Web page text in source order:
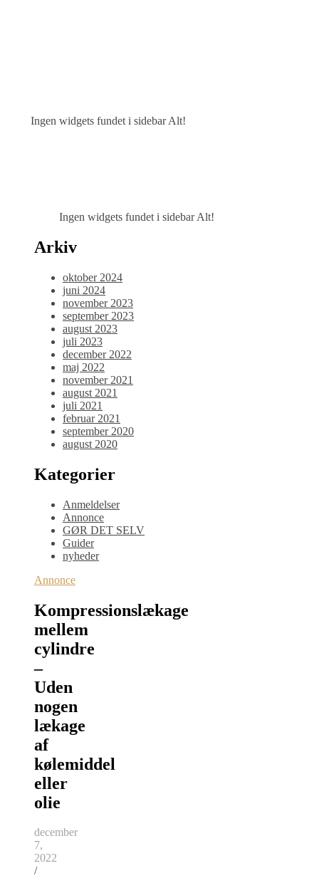
Ingen widgets fundet i sidebar Alt!
Ingen widgets fundet i sidebar Alt!
Arkiv
oktober 2024
juni 2024
november 2023
september 2023
august 2023
juli 2023
december 2022
maj 2022
november 2021
august 2021
juli 2021
februar 2021
september 2020
august 2020
Kategorier
Anmeldelser
Annonce
GØR DET SELV
Guider
nyheder
Annonce
Kompressionslækage
mellem
cylindre
–
Uden
nogen
lækage
af
kølemiddel
eller
olie
december
7,
2022
/